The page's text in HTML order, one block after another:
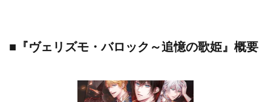
■『ヴェリズモ・バロック～追憶の歌姫』概要